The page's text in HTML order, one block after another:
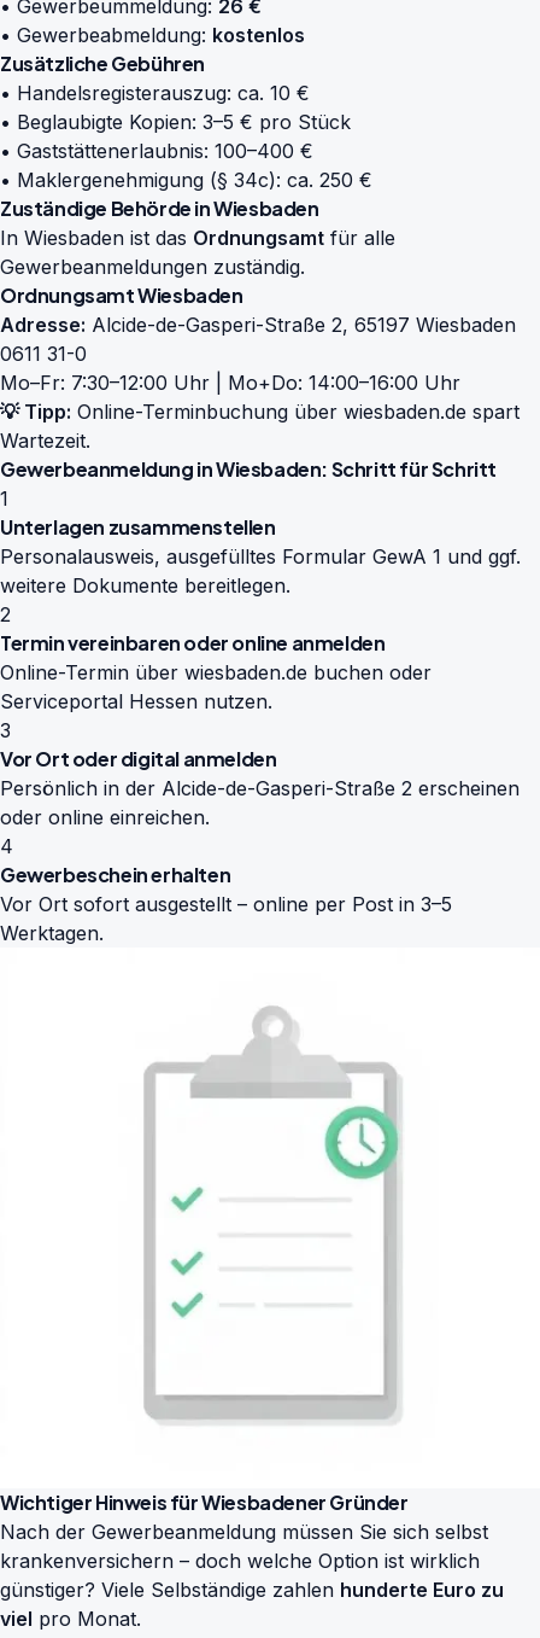
• Gewerbeummeldung: 26 €
• Gewerbeabmeldung: kostenlos
Zusätzliche Gebühren
• Handelsregisterauszug: ca. 10 €
• Beglaubigte Kopien: 3–5 € pro Stück
• Gaststättenerlaubnis: 100–400 €
• Maklergenehmigung (§ 34c): ca. 250 €
Zuständige Behörde in Wiesbaden
In Wiesbaden ist das Ordnungsamt für alle
Gewerbeanmeldungen zuständig.
Ordnungsamt Wiesbaden
Adresse: Alcide-de-Gasperi-Straße 2, 65197 Wiesbaden
0611 31-0
Mo–Fr: 7:30–12:00 Uhr | Mo+Do: 14:00–16:00 Uhr
💡 Tipp: Online-Terminbuchung über wiesbaden.de spart
Wartezeit.
Gewerbeanmeldung in Wiesbaden: Schritt für Schritt
1
Unterlagen zusammenstellen
Personalausweis, ausgefülltes Formular GewA 1 und ggf.
weitere Dokumente bereitlegen.
2
Termin vereinbaren oder online anmelden
Online-Termin über wiesbaden.de buchen oder
Serviceportal Hessen nutzen.
3
Vor Ort oder digital anmelden
Persönlich in der Alcide-de-Gasperi-Straße 2 erscheinen
oder online einreichen.
4
Gewerbeschein erhalten
Vor Ort sofort ausgestellt – online per Post in 3–5
Werktagen.
Wichtiger Hinweis für Wiesbadener Gründer
Nach der Gewerbeanmeldung müssen Sie sich selbst
krankenversichern – doch welche Option ist wirklich
günstiger? Viele Selbständige zahlen hunderte Euro zu
viel pro Monat.